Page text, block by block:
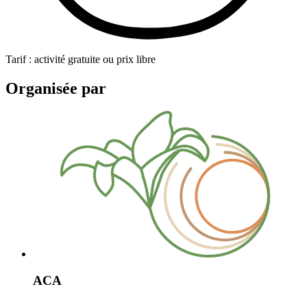
Tarif : activité gratuite ou prix libre
Organisée par
ACA